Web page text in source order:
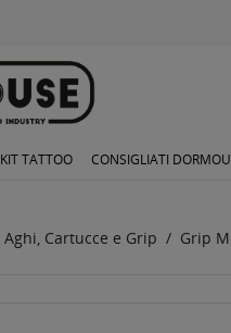
KIT TATTOO CONSIGLIATI
Aghi, Cartucce e Grip Grip